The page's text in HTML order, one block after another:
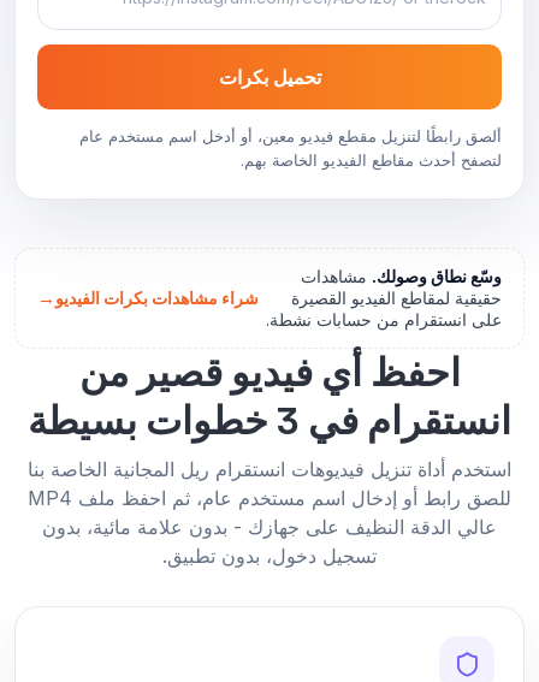
تحميل بكرات
ألصق رابطًا لتنزيل مقطع فيديو معين، أو أدخل اسم مستخدم عام
لتصفح أحدث مقاطع الفيديو الخاصة بهم.
وسّع نطاق وصولك. مشاهدات
حقيقية لمقاطع الفيديو القصيرة
على انستقرام من حسابات نشطة.
شراء مشاهدات بكرات الفيديو →
احفظ أي فيديو قصير من
انستقرام في 3 خطوات بسيطة
استخدم أداة تنزيل فيديوهات انستقرام ريل المجانية الخاصة بنا
للصق رابط أو إدخال اسم مستخدم عام، ثم احفظ ملف MP4
عالي الدقة النظيف على جهازك - بدون علامة مائية، بدون
تسجيل دخول، بدون تطبيق.